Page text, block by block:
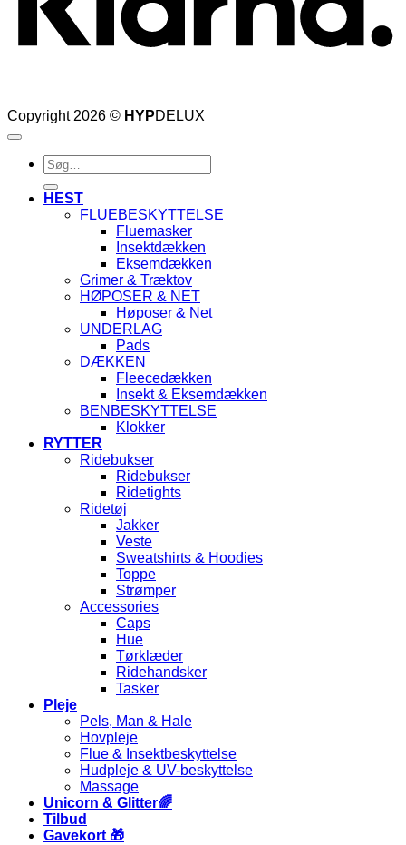
Copyright 2026 © HYPDELUX
Søg
efter:
HEST
FLUEBESKYTTELSE
Fluemasker
Insektdækken
Eksemdækken
Grimer & Træktov
HØPOSER & NET
Høposer & Net
UNDERLAG
Pads
DÆKKEN
Fleecedækken
Insekt & Eksemdækken
BENBESKYTTELSE
Klokker
RYTTER
Ridebukser
Ridebukser
Ridetights
Ridetøj
Jakker
Veste
Sweatshirts & Hoodies
Toppe
Strømper
Accessories
Caps
Hue
Tørklæder
Ridehandsker
Tasker
Pleje
Pels, Man & Hale
Hovpleje
Flue & Insektbeskyttelse
Hudpleje & UV-beskyttelse
Massage
Unicorn & Glitter🌈
Tilbud
Gavekort 🎁